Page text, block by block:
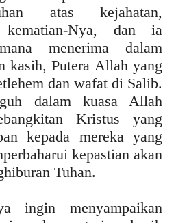
atas kejahatan,
kematian-Nya, dan ia
menerima dalam
kasih, Putera Allah yang
dan wafat di Salib.
dalam kuasa Allah
Kristus yang
kepada mereka yang
kepastian akan
Tuhan.
ingin menyampaikan